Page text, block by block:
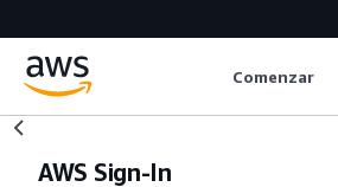
Comenzar
AWS Sign-In